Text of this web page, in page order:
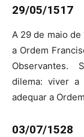
29/05/1517
A 29 de maio de
a Ordem
Observantes.
dilema: viver a
adequar a
03/07/1528